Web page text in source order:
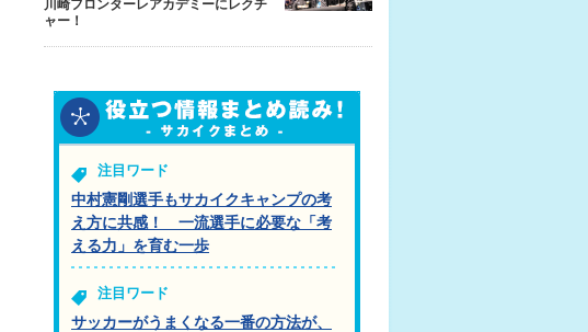
川崎フロンターレアカデミーにレクチ
ャー！
注目ワード
中村憲剛選手もサカイクキャンプの考
え方に共感！ 一流選手に必要な「考
える力」を育む一歩
注目ワード
サッカーがうまくなる一番の方法が、